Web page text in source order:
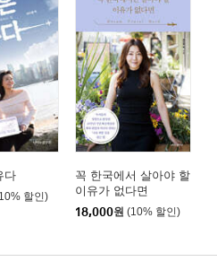
꾸다
라도 앞으로 가자
살고 있는 사람, 안나
사는 사람들
인생
로
다
할인)
꼭 한국에서 살아야 할
이유가 없다면
18,000원 (10% 할인)